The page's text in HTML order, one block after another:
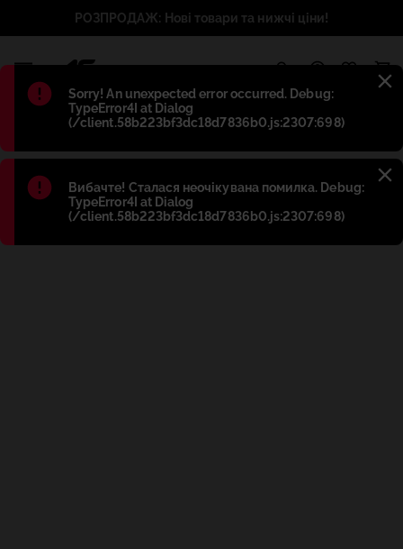
Błąd:
Sorry! An unexpected error occurred. Debug:
TypeError4I at Dialog
(/client.58b223bf3dc18d7836b0.js:2307:698)
Błąd:
Вибачте! Сталася неочікувана помилка. Debug:
TypeError4I at Dialog
(/client.58b223bf3dc18d7836b0.js:2307:698)
РОЗПРОДАЖ: Нові товари та нижчі ціни!